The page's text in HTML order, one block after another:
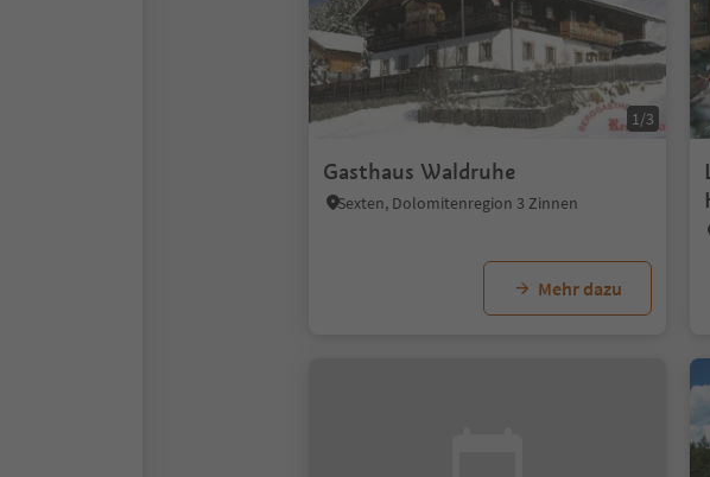
1/3
Gasthaus Waldruhe
Sexten, Dolomitenregion 3 Zinnen
Mehr dazu